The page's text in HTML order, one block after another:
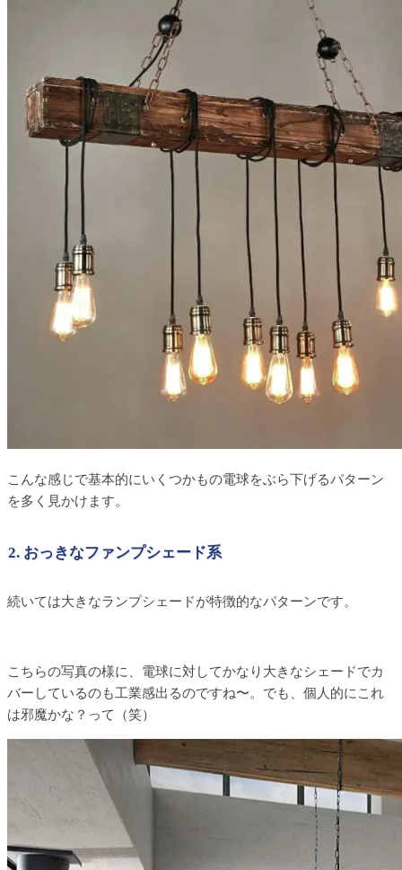
こんな感じで基本的にいくつかもの電球をぶら下げるパターン
を多く見かけます。
2. おっきなファンプシェード系
続いては大きなランプシェードが特徴的なパターンです。
こちらの写真の様に、電球に対してかなり大きなシェードでカ
バーしているのも工業感出るのですね〜。でも、個人的にこれ
は邪魔かな？って（笑）